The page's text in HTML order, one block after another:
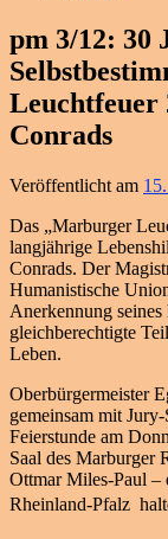
pm 3/12: 30
Leuchtfeuer
Conrads
Veröffentlicht am
Das „Marburger
langjährige
Conrads. Der
Humanistische
Anerkennung seines
gleichberechtigte
Leben.
Oberbürgermeister
gemeinsam mit
Feierstunde am
Saal des Marburger
Ottmar Miles-Paul –
Rheinland-Pfalz 